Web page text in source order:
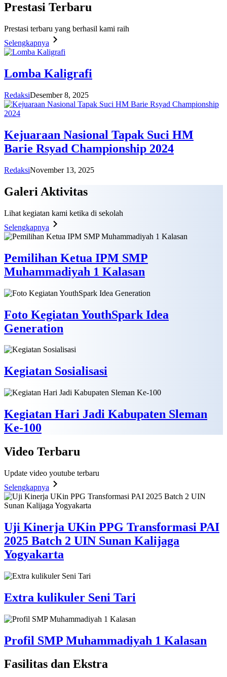
Prestasi Terbaru
Prestasi terbaru yang berhasil kami raih
Selengkapnya
Lomba Kaligrafi
RedaksiDesember 8, 2025
Kejuaraan Nasional Tapak Suci HM
Barie Rsyad Championship 2024
RedaksiNovember 13, 2025
Galeri Aktivitas
Lihat kegiatan kami ketika di sekolah
Selengkapnya
Pemilihan Ketua IPM SMP
Muhammadiyah 1 Kalasan
Foto Kegiatan YouthSpark Idea
Generation
Kegiatan Sosialisasi
Kegiatan Hari Jadi Kabupaten Sleman
Ke-100
Video Terbaru
Update video youtube terbaru
Selengkapnya
Uji Kinerja UKin PPG Transformasi PAI
2025 Batch 2 UIN Sunan Kalijaga
Yogyakarta
Extra kulikuler Seni Tari
Profil SMP Muhammadiyah 1 Kalasan
Fasilitas dan Ekstra